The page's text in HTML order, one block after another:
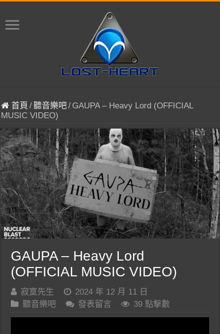
首頁 /聽音樂吧/ GAUPA – Heavy Lord (OFFICIAL
MUSIC VIDEO)
GAUPA – Heavy Lord
(OFFICIAL MUSIC VIDEO)
寂寞先生
2024 年 12 月 11 日
聽音樂吧
發表留言 39 點擊數